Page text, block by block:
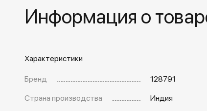
Информация о
Характеристики
Бренд
128791
Страна производства
Индия